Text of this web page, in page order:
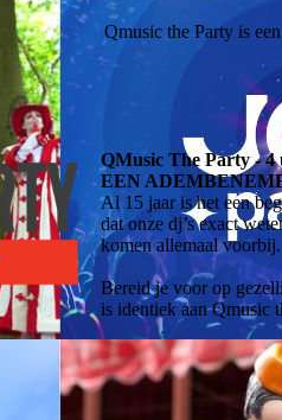
Qmusic the Party is
QMusic The Party -
EEN
Al 15 jaar is het een
dat onze dj’s exact
komen allemaal voorbij.
Bereid je voor op
is identiek aan Qmusic